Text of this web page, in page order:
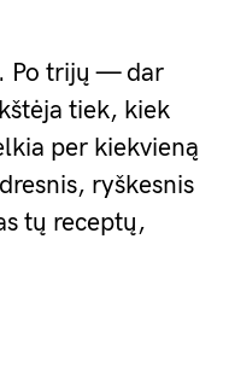
Po trijų — dar
tiek, kiek
per kiekvieną
ryškesnis
tų receptų,